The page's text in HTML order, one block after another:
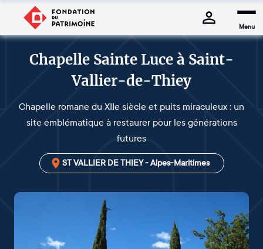
Menu
Chapelle Sainte Luce à Saint-
Vallier-de-Thiey
Chapelle romane du XIIe siècle et puits miraculeux : un
site emblématique à restaurer pour les générations
futures
ST VALLIER DE THIEY - Alpes-Maritimes